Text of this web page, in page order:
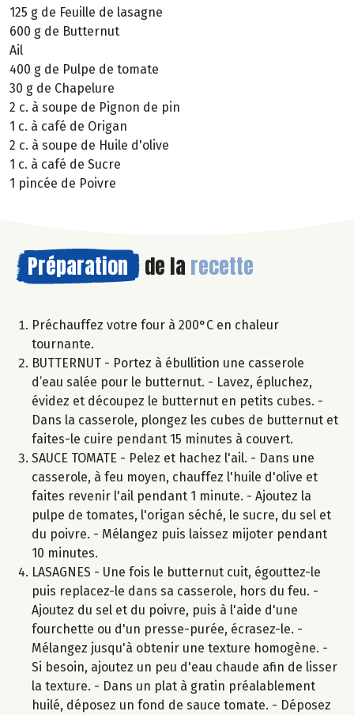
125 g de Feuille de lasagne
600 g de Butternut
Ail
400 g de Pulpe de tomate
30 g de Chapelure
2 c. à soupe de Pignon de pin
1 c. à café de Origan
2 c. à soupe de Huile d'olive
1 c. à café de Sucre
1 pincée de Poivre
Préparation de la recette
Préchauffez votre four à 200°C en chaleur
tournante.
BUTTERNUT - Portez à ébullition une casserole
d’eau salée pour le butternut. - Lavez, épluchez,
évidez et découpez le butternut en petits cubes. -
Dans la casserole, plongez les cubes de butternut et
faites-le cuire pendant 15 minutes à couvert.
SAUCE TOMATE - Pelez et hachez l'ail. - Dans une
casserole, à feu moyen, chauffez l'huile d'olive et
faites revenir l'ail pendant 1 minute. - Ajoutez la
pulpe de tomates, l'origan séché, le sucre, du sel et
du poivre. - Mélangez puis laissez mijoter pendant
10 minutes.
LASAGNES - Une fois le butternut cuit, égouttez-le
puis replacez-le dans sa casserole, hors du feu. -
Ajoutez du sel et du poivre, puis à l'aide d'une
fourchette ou d'un presse-purée, écrasez-le. -
Mélangez jusqu'à obtenir une texture homogène. -
Si besoin, ajoutez un peu d'eau chaude afin de lisser
la texture. - Dans un plat à gratin préalablement
huilé, déposez un fond de sauce tomate. - Déposez